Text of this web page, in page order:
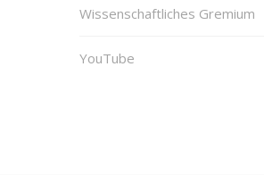
Wissenschaftliches Gremium
YouTube